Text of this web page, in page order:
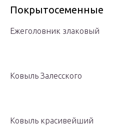
Покрытосеменные
Ежеголовник злаковый
Ковыль Залесского
Ковыль красивейший